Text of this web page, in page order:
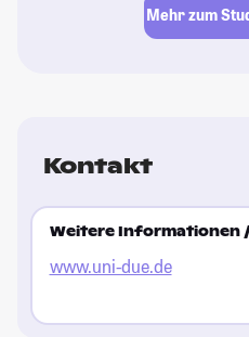
Mehr zum
Kontakt
Weitere Informationen
www.uni-due.de